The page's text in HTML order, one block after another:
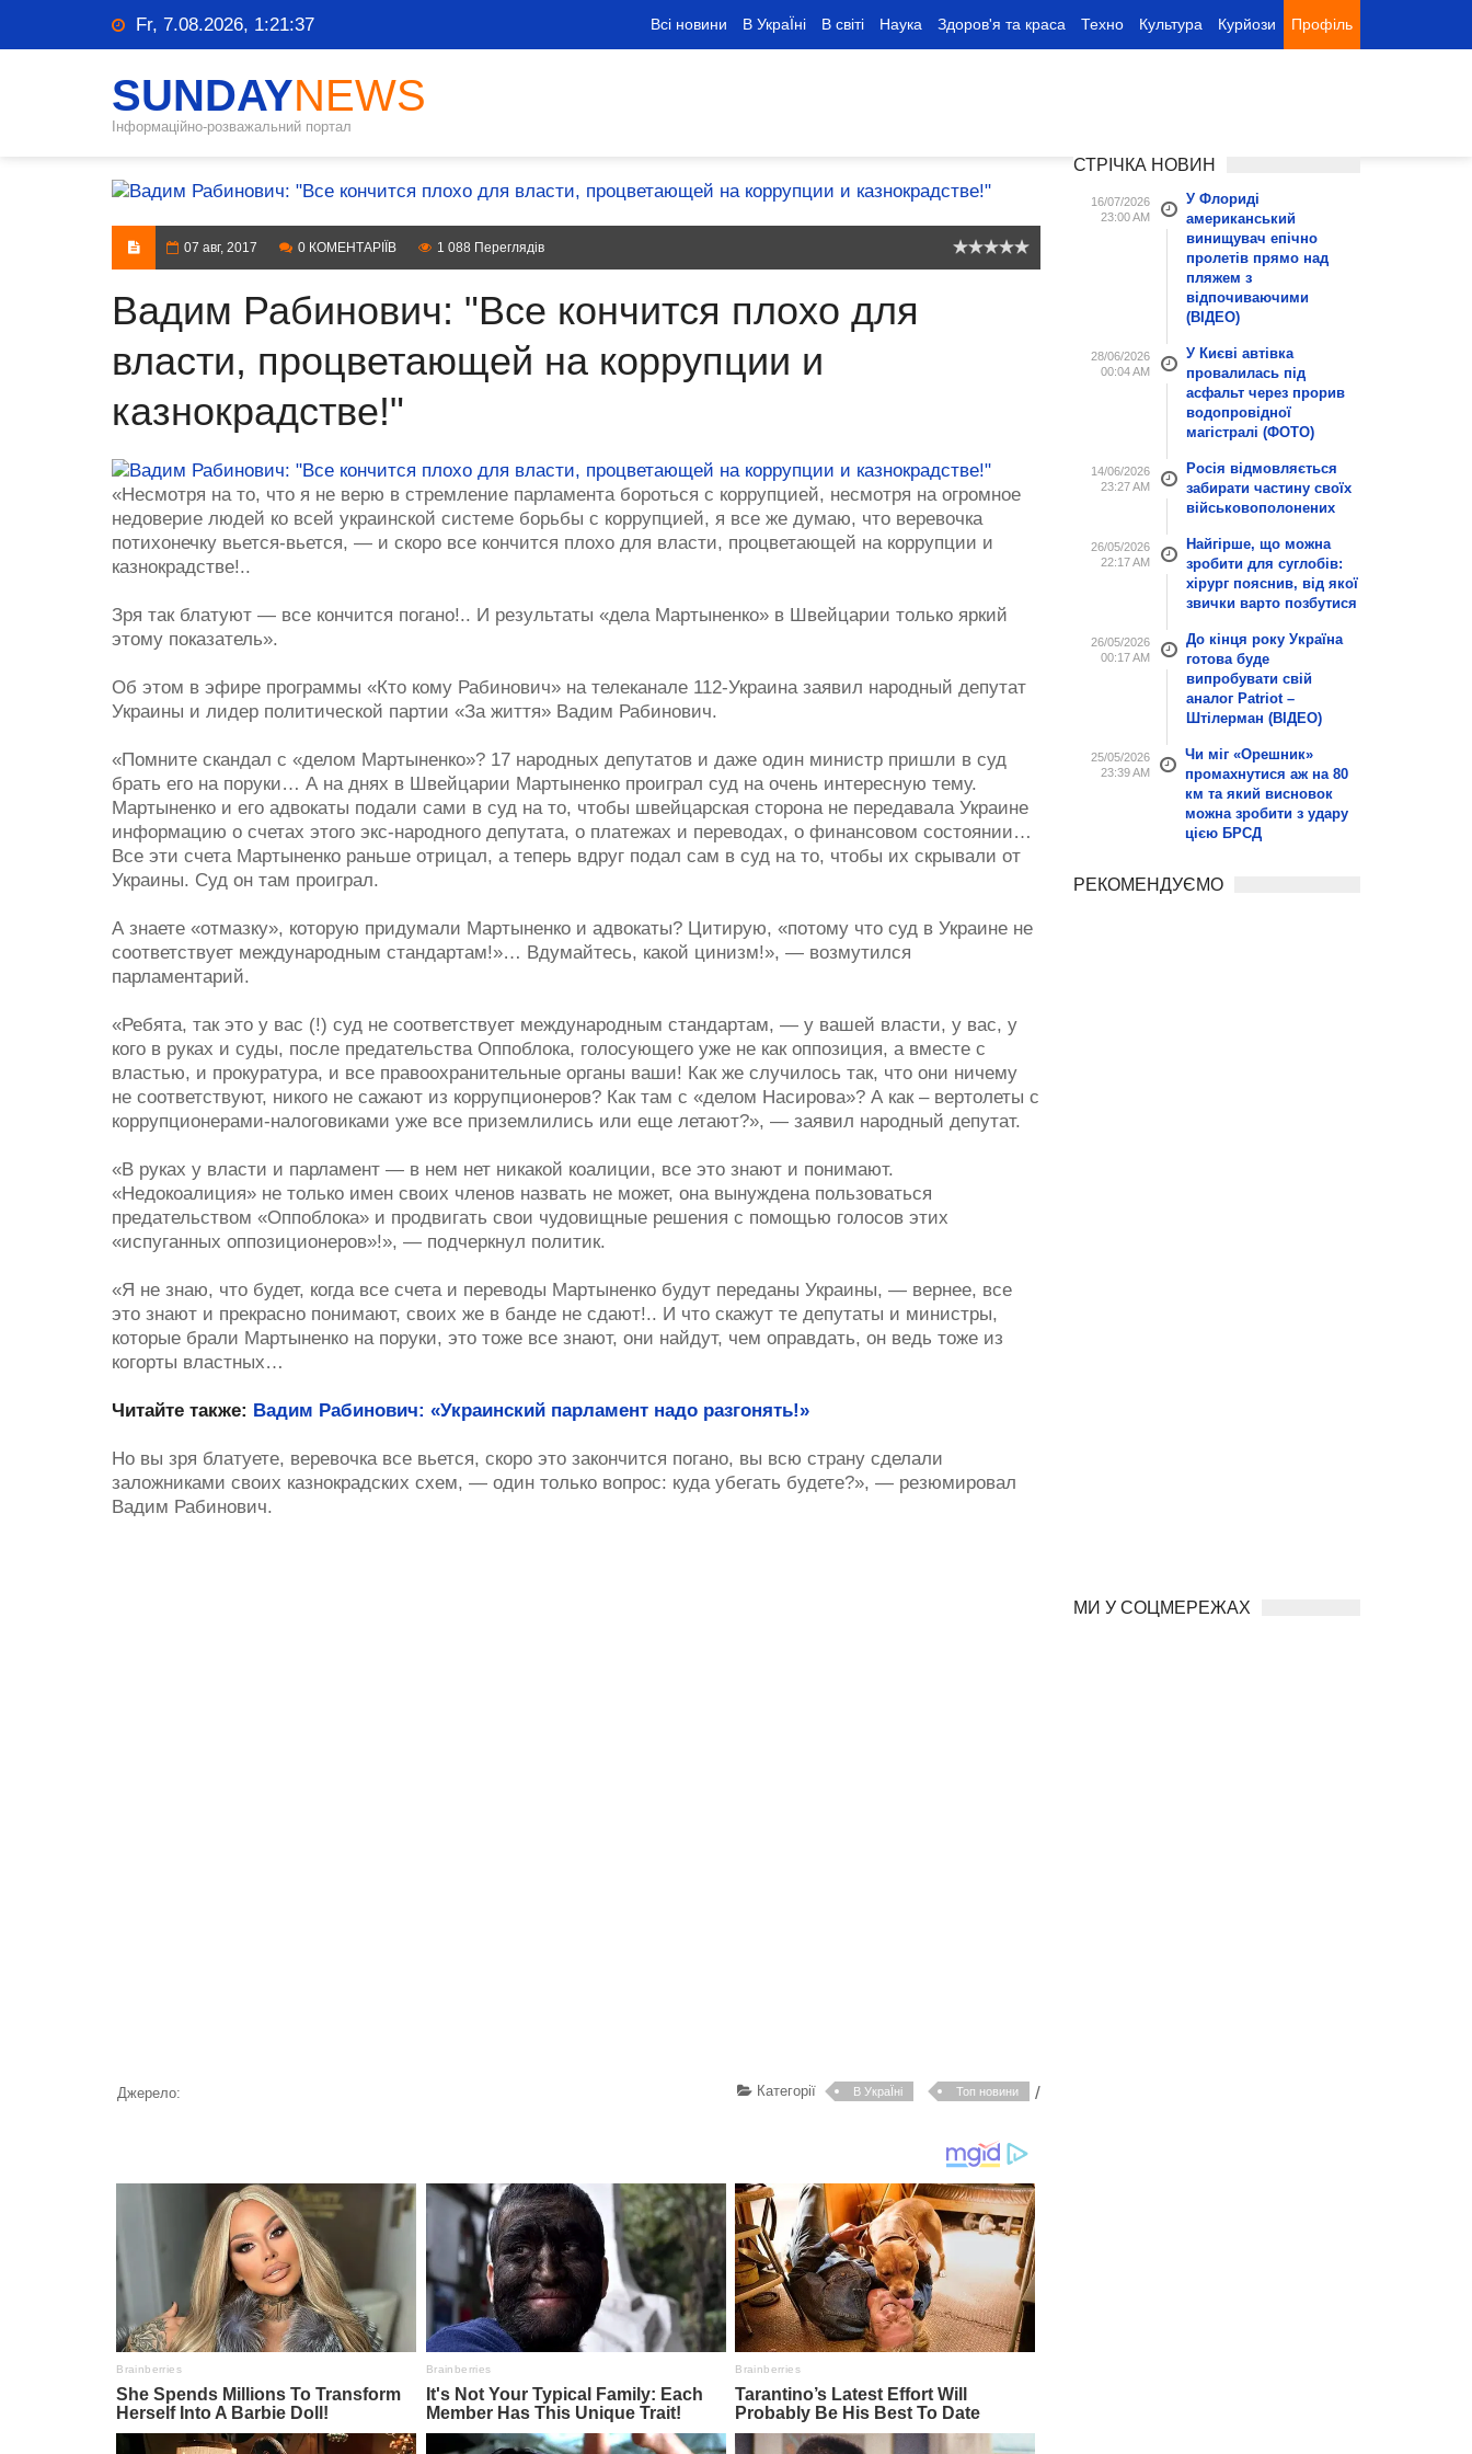
Fr, 7.08.2026, 1:21:38 Всі новини В УкраЇні В світі Наука Здоров'я та краса Техно Культура Курйози Профіль
SUNDAYNEWS
Інформаційно-розважальний портал
07 авг, 2017 0 КОМЕНТАРІЇВ 1 088 Переглядів
Вадим Рабинович: "Все кончится плохо для
власти, процветающей на коррупции и
казнокрадстве!"
«Несмотря на то, что я не верю в стремление парламента бороться с коррупцией, несмотря на огромное
недоверие людей ко всей украинской системе борьбы с коррупцией, я все же думаю, что веревочка
потихонечку вьется-вьется, — и скоро все кончится плохо для власти, процветающей на коррупции и
казнокрадстве!..
Зря так блатуют — все кончится погано!.. И результаты «дела Мартыненко» в Швейцарии только яркий
этому показатель».
Об этом в эфире программы «Кто кому Рабинович» на телеканале 112-Украина заявил народный депутат
Украины и лидер политической партии «За життя» Вадим Рабинович.
«Помните скандал с «делом Мартыненко»? 17 народных депутатов и даже один министр пришли в суд
брать его на поруки… А на днях в Швейцарии Мартыненко проиграл суд на очень интересную тему.
Мартыненко и его адвокаты подали сами в суд на то, чтобы швейцарская сторона не передавала Украине
информацию о счетах этого экс-народного депутата, о платежах и переводах, о финансовом состоянии…
Все эти счета Мартыненко раньше отрицал, а теперь вдруг подал сам в суд на то, чтобы их скрывали от
Украины. Суд он там проиграл.
А знаете «отмазку», которую придумали Мартыненко и адвокаты? Цитирую, «потому что суд в Украине не
соответствует международным стандартам!»… Вдумайтесь, какой цинизм!», — возмутился
парламентарий.
«Ребята, так это у вас (!) суд не соответствует международным стандартам, — у вашей власти, у вас, у
кого в руках и суды, после предательства Оппоблока, голосующего уже не как оппозиция, а вместе с
властью, и прокуратура, и все правоохранительные органы ваши! Как же случилось так, что они ничему
не соответствуют, никого не сажают из коррупционеров? Как там с «делом Насирова»? А как – вертолеты с
коррупционерами-налоговиками уже все приземлились или еще летают?», — заявил народный депутат.
«В руках у власти и парламент — в нем нет никакой коалиции, все это знают и понимают.
«Недокоалиция» не только имен своих членов назвать не может, она вынуждена пользоваться
предательством «Оппоблока» и продвигать свои чудовищные решения с помощью голосов этих
«испуганных оппозиционеров»!», — подчеркнул политик.
«Я не знаю, что будет, когда все счета и переводы Мартыненко будут переданы Украины, — вернее, все
это знают и прекрасно понимают, своих же в банде не сдают!.. И что скажут те депутаты и министры,
которые брали Мартыненко на поруки, это тоже все знают, они найдут, чем оправдать, он ведь тоже из
когорты властных…
Читайте также: Вадим Рабинович: «Украинский парламент надо разгонять!»
Но вы зря блатуете, веревочка все вьется, скоро это закончится погано, вы всю страну сделали
заложниками своих казнокрадских схем, — один только вопрос: куда убегать будете?», — резюмировал
Вадим Рабинович.
Категорії В УкраЇні /
Топ новини
Джерело:
СТРІЧКА НОВИН
16/07/2026
23:00 AM
У Флориді
американський
винищувач епічно
пролетів прямо над
пляжем з
відпочиваючими
(ВІДЕО)
28/06/2026
00:04 AM
У Києві автівка
провалилась під
асфальт через прорив
водопровідної
магістралі (ФОТО)
14/06/2026
23:27 AM
Росія відмовляється
забирати частину своїх
військовополонених
26/05/2026
22:17 AM
Найгірше, що можна
зробити для суглобів:
хірург пояснив, від якої
звички варто позбутися
26/05/2026
00:17 AM
До кінця року Україна
готова буде
випробувати свій
аналог Patriot –
Штілерман (ВІДЕО)
25/05/2026
23:39 AM
Чи міг «Орешник»
промахнутися аж на 80
км та який висновок
можна зробити з удару
цією БРСД
РЕКОМЕНДУЄМО
МИ У СОЦМЕРЕЖАХ